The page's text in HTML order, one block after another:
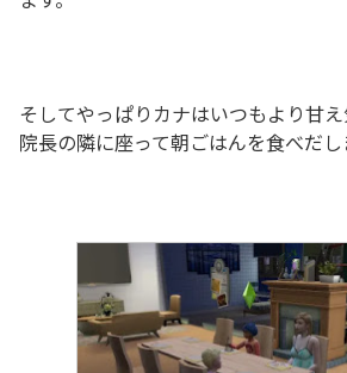
そしてやっぱりカナはいつもより甘
院長の隣に座って朝ごはんを食べだし